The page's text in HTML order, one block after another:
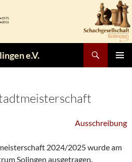
e.V.
Ausschreibung
2024/2025 wurde am
Solingen ausgetragen.